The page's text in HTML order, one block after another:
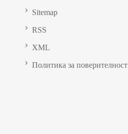
Sitemap
RSS
XML
Политика за поверителност